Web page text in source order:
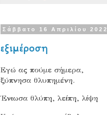
Σάββατο 16 Απριλίου 2022
εξιμέροση
Εγώ ας πούμε σήμερα,
ξύπνησα θλυπημένη.
Ένιωσα θλύπη, λείπη, λίψη